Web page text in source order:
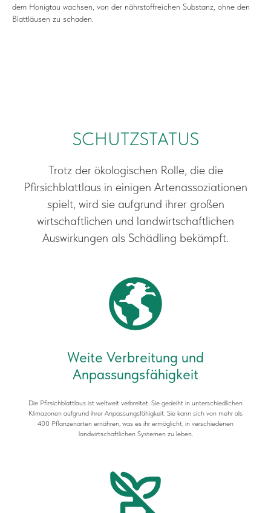
dem Honigtau wachsen, von der nährstoffreichen Substanz, ohne den
Blattläusen zu schaden.
SCHUTZSTATUS
Trotz der ökologischen Rolle, die die
Pfirsichblattlaus in einigen Artenassoziationen
spielt, wird sie aufgrund ihrer großen
wirtschaftlichen und landwirtschaftlichen
Auswirkungen als Schädling bekämpft.
Weite Verbreitung und
Anpassungsfähigkeit
Die Pfirsichblattlaus ist weltweit verbreitet. Sie gedeiht in unterschiedlichen
Klimazonen aufgrund ihrer Anpassungsfähigkeit. Sie kann sich von mehr als
400 Pflanzenarten ernähren, was es ihr ermöglicht, in verschiedenen
landwirtschaftlichen Systemen zu leben.